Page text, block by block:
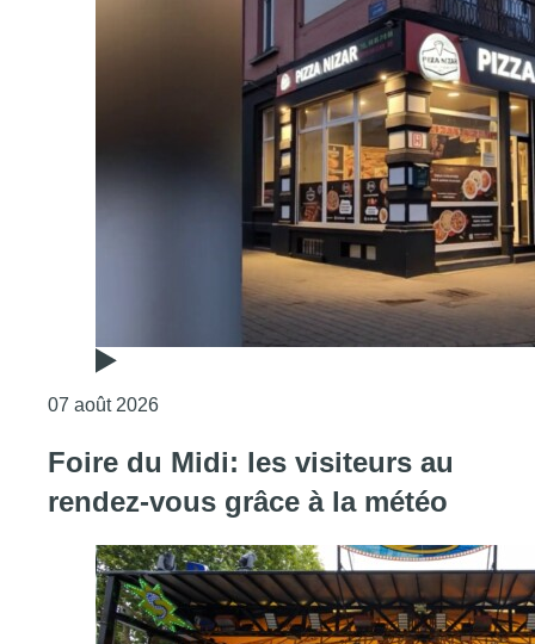
07 août 2026Consulter l'article "Pizza Nizar: un coup de
Foire du Midi: les visiteurs au
rendez-vous grâce à la météo